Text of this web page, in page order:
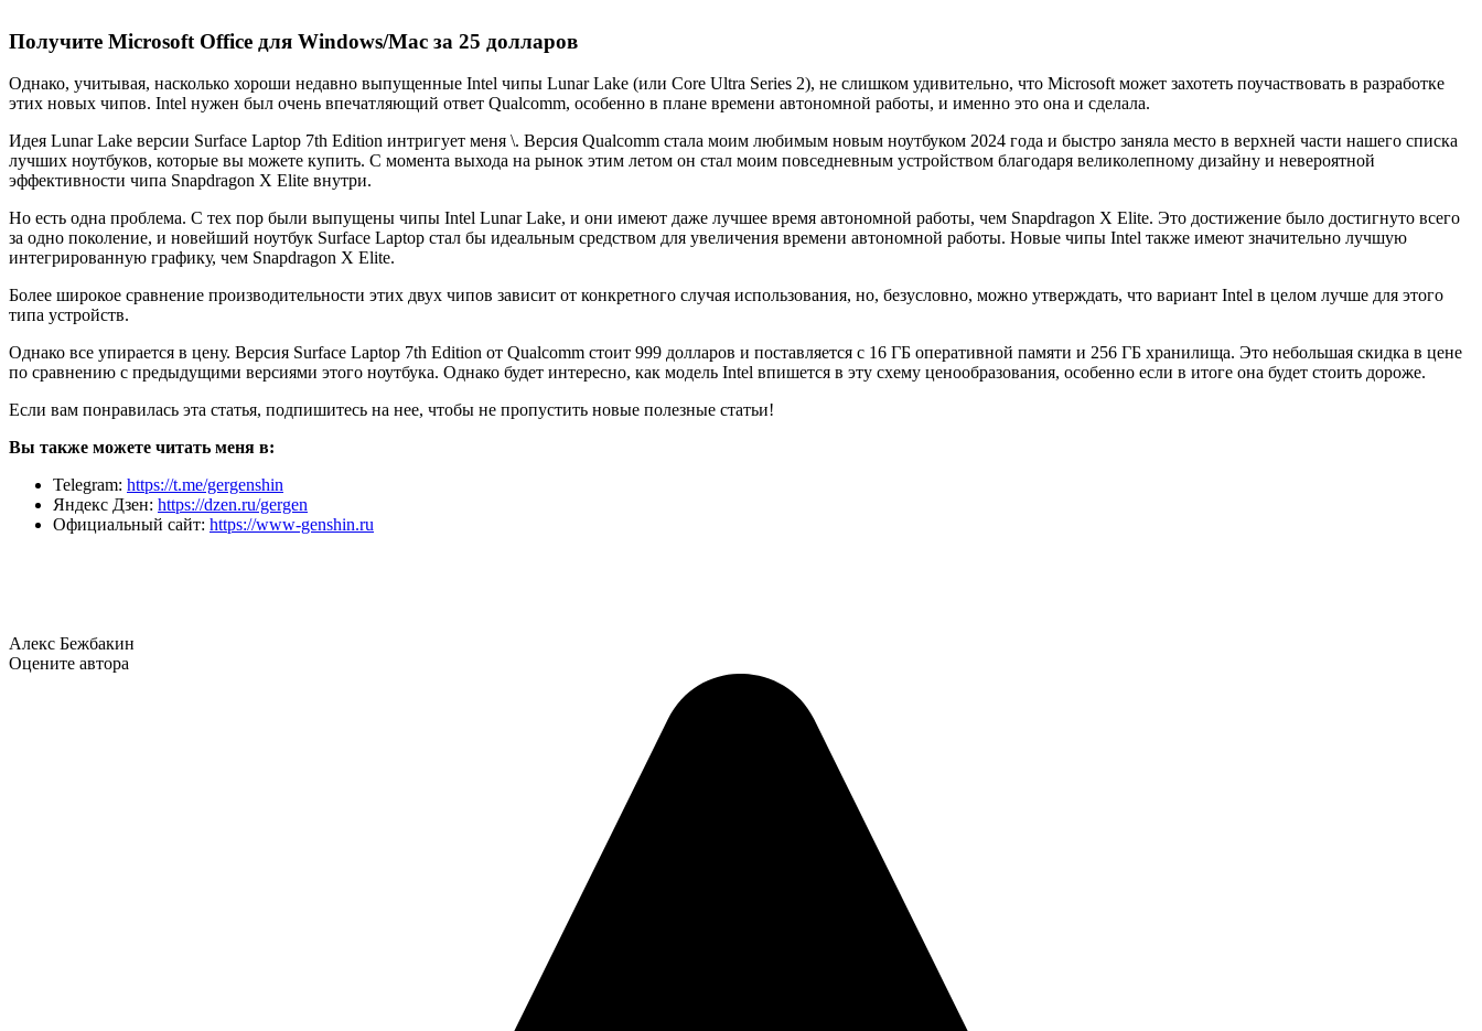
Получите Microsoft Office для Windows/Mac за 25 долларов
Однако, учитывая, насколько хороши недавно выпущенные Intel чипы Lunar Lake (или Core Ultra Series 2), не слишком удивительно, что Microsoft может захотеть поучаствовать в разработке
этих новых чипов. Intel нужен был очень впечатляющий ответ Qualcomm, особенно в плане времени автономной работы, и именно это она и сделала.
Идея Lunar Lake версии Surface Laptop 7th Edition интригует меня \. Версия Qualcomm стала моим любимым новым ноутбуком 2024 года и быстро заняла место в верхней части нашего списка
лучших ноутбуков, которые вы можете купить. С момента выхода на рынок этим летом он стал моим повседневным устройством благодаря великолепному дизайну и невероятной
эффективности чипа Snapdragon X Elite внутри.
Но есть одна проблема. С тех пор были выпущены чипы Intel Lunar Lake, и они имеют даже лучшее время автономной работы, чем Snapdragon X Elite. Это достижение было достигнуто всего
за одно поколение, и новейший ноутбук Surface Laptop стал бы идеальным средством для увеличения времени автономной работы. Новые чипы Intel также имеют значительно лучшую
интегрированную графику, чем Snapdragon X Elite.
Более широкое сравнение производительности этих двух чипов зависит от конкретного случая использования, но, безусловно, можно утверждать, что вариант Intel в целом лучше для этого
типа устройств.
Однако все упирается в цену. Версия Surface Laptop 7th Edition от Qualcomm стоит 999 долларов и поставляется с 16 ГБ оперативной памяти и 256 ГБ хранилища. Это небольшая скидка в цене
по сравнению с предыдущими версиями этого ноутбука. Однако будет интересно, как модель Intel впишется в эту схему ценообразования, особенно если в итоге она будет стоить дороже.
Если вам понравилась эта статья, подпишитесь на нее, чтобы не пропустить новые полезные статьи!
Вы также можете читать меня в:
Telegram: https://t.me/gergenshin
Яндекс Дзен: https://dzen.ru/gergen
Официальный сайт: https://www-genshin.ru
Алекс Бежбакин
Оцените автора